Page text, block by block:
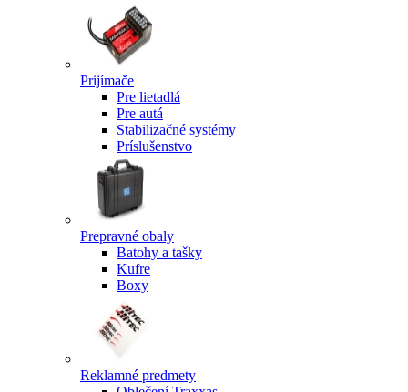
Prijímače
Pre lietadlá
Pre autá
Stabilizačné systémy
Príslušenstvo
Prepravné obaly
Batohy a tašky
Kufre
Boxy
Reklamné predmety